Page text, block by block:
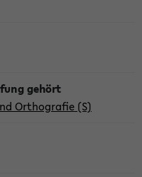
Orthografie (S)